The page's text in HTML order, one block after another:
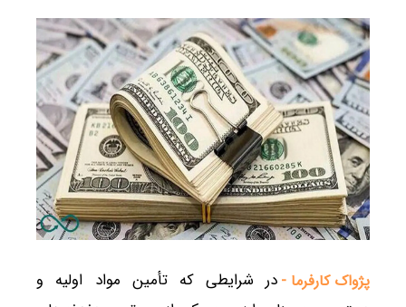
پژواک کارفرما - در شرایطی که تأمین مواد اولیه و